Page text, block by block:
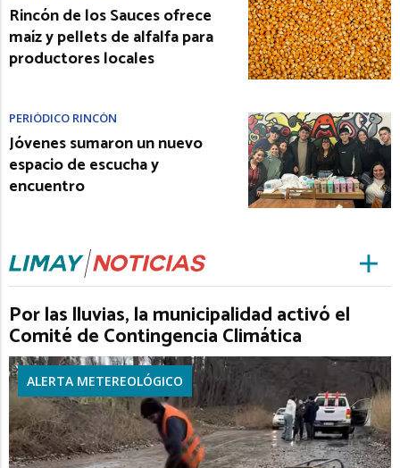
Rincón de los Sauces ofrece
maíz y pellets de alfalfa para
productores locales
PERIÓDICO RINCÓN
Jóvenes sumaron un nuevo
espacio de escucha y
encuentro
Por las lluvias, la municipalidad activó el
Comité de Contingencia Climática
ALERTA METEREOLÓGICO